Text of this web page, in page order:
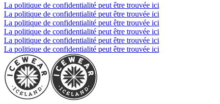
La politique de confidentialité peut être trouvée ici
La politique de confidentialité peut être trouvée ici
La politique de confidentialité peut être trouvée ici
La politique de confidentialité peut être trouvée ici
La politique de confidentialité peut être trouvée ici
La politique de confidentialité peut être trouvée ici